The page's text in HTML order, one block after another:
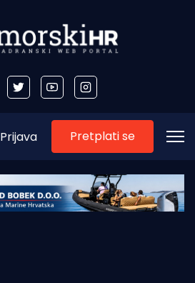
Prijava Pretplati se